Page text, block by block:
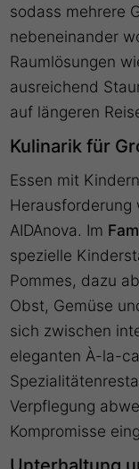
sodass mehrere
nebeneinander
Raumlösungen
ausreichend
auf längeren
Kulinarik für
Essen mit
Herausforderung
AIDAnova. Im
spezielle
Pommes, dazu
Obst, Gemüse
sich zwischen
eleganten À-la-
Verpflegung
Kompromisse